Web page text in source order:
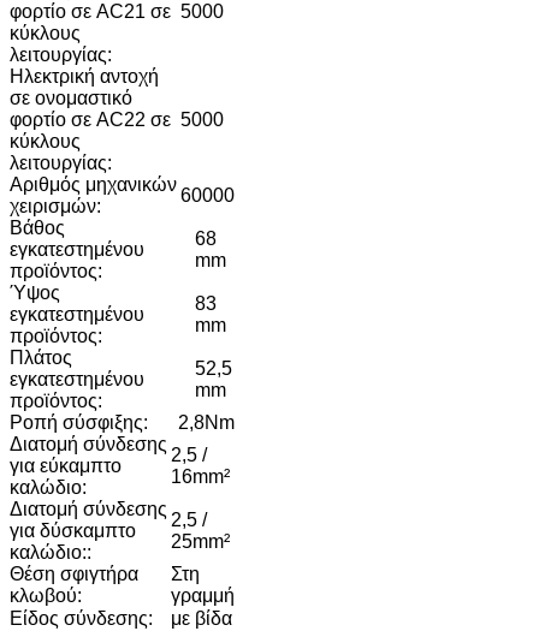
φορτίο σε AC21 σε
κύκλους
λειτουργίας:
5000
Ηλεκτρική αντοχή
σε ονομαστικό
φορτίο σε AC22 σε
κύκλους
λειτουργίας:
5000
Αριθμός μηχανικών
χειρισμών:
60000
Βάθος
εγκατεστημένου
προϊόντος:
68
mm
Ύψος
εγκατεστημένου
προϊόντος:
83
mm
Πλάτος
εγκατεστημένου
προϊόντος:
52,5
mm
Ροπή σύσφιξης:
2,8Nm
Διατομή σύνδεσης
για εύκαμπτο
καλώδιο:
2,5 /
16mm²
Διατομή σύνδεσης
για δύσκαμπτο
καλώδιο::
2,5 /
25mm²
Θέση σφιγτήρα
κλωβού:
Στη
γραμμή
Είδος σύνδεσης:
με βίδα